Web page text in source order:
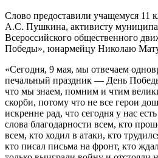
Слово предоставили учащемуся 11
А.С. Пушкина, активисту
Всероссийского общественного
Победы», юнармейцу Николаю
«Сегодня, 9 мая, мы отвечаем
печальный праздник — День
что мы знаем, помним и чтим
скорби, потому что не все герои
искренне рад, что сегодня у нас
слова благодарности всем, кто
всем, кто ходил в атаки, кто
кто писал письма на фронт, кто